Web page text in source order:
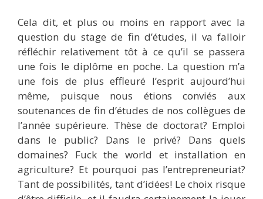
Cela dit, et plus ou moins en rapport avec la
question du stage de fin d’études, il va falloir
réfléchir relativement tôt à ce qu’il se passera
une fois le diplôme en poche. La question m’a
une fois de plus effleuré l’esprit aujourd’hui
même, puisque nous étions conviés aux
soutenances de fin d’études de nos collègues de
l’année supérieure. Thèse de doctorat? Emploi
dans le public? Dans le privé? Dans quels
domaines? Fuck the world et installation en
agriculture? Et pourquoi pas l’entrepreneuriat?
Tant de possibilités, tant d’idées! Le choix risque